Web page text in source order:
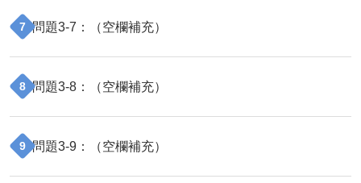
7 問題3-7 ：（空欄補充）
8 問題3-8 ：（空欄補充）
9 問題3-9 ：（空欄補充）